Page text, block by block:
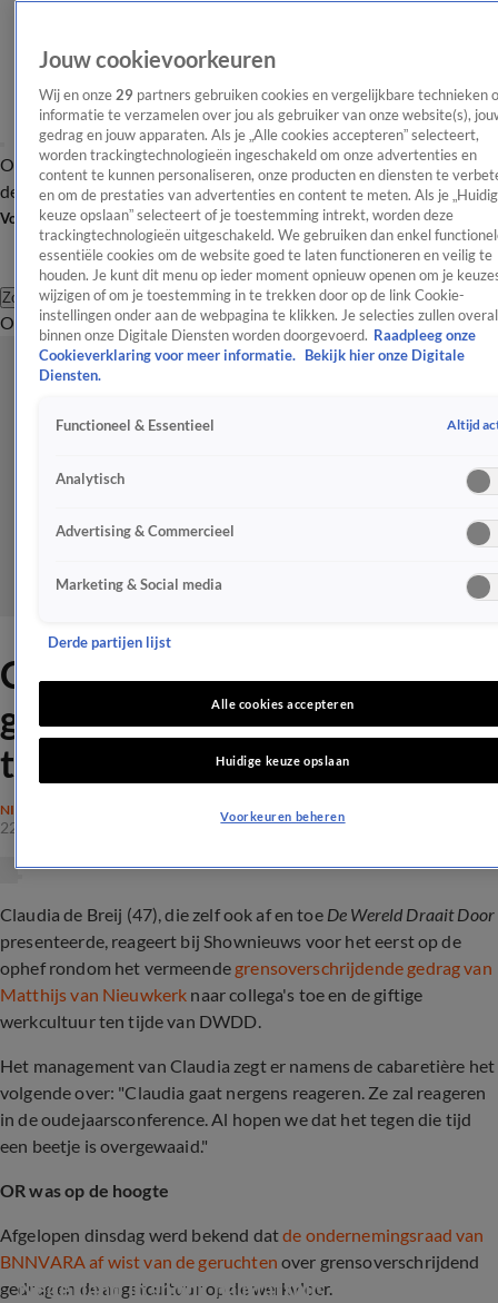
OverzichtAfleveringen Entertainment TV Algemeen
Tip
de redactieNieuwsbrief
Volg Shownieuws
Zoeken
OverzichtEntertainmentSpraakmakendRealityCrimeVideo's
Claudia de Breij over DWDD-
gate: hopelijk overgewaaid
tijdens oudejaarsconference
NIEUWS
22 nov 2022, 11:53
Claudia de Breij (47), die zelf ook af en toe De Wereld Draait Door
presenteerde, reageert bij Shownieuws voor het eerst op de
ophef rondom het vermeende grensoverschrijdende gedrag van
Matthijs van Nieuwkerk naar collega's toe en de giftige
werkcultuur ten tijde van DWDD.
Het management van Claudia zegt er namens de cabaretière het
volgende over: "Claudia gaat nergens reageren. Ze zal reageren
in de oudejaarsconference. Al hopen we dat het tegen die tijd
een beetje is overgewaaid."
OR was op de hoogte
Afgelopen dinsdag werd bekend datde ondernemingsraad van
BNNVARA af wist van de geruchten over grensoverschrijdend
gedrag en de angstcultuur op de werkvloer.
Nederland in shock na Matthijs-artikel
Jouw cookievoorkeuren
Wij en onze 29 partners gebruiken cookies en vergelijkbare technieken
informatie te verzamelen over jou als gebruiker van onze website(s),
gedrag en jouw apparaten. Als je „Alle cookies accepteren” selecteert,
worden trackingtechnologieën ingeschakeld om onze advertenties en
content te kunnen personaliseren, onze producten en diensten te
en om de prestaties van advertenties en content te meten. Als je
keuze opslaan” selecteert of je toestemming intrekt, worden deze
trackingtechnologieën uitgeschakeld. We gebruiken dan enkel
essentiële cookies om de website goed te laten functioneren en veilig te
houden. Je kunt dit menu op ieder moment opnieuw openen om je
wijzigen of om je toestemming in te trekken door op de link Cookie-
instellingen onder aan de webpagina te klikken. Je selecties zullen overal
binnen onze Digitale Diensten worden doorgevoerd. Raadpleeg onze
Cookieverklaring voor meer informatie.
Bekijk hier onze Digitale
Diensten.
Functioneel & Essentieel Altijd
Analytisch
Advertising & Commercieel
Marketing & Social media
Derde partijen lijst
Alle cookies accepteren
Huidige keuze opslaan
Voorkeuren beheren